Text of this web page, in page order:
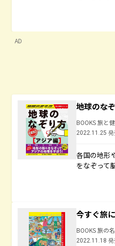
AD
地球のな
BOOKS 旅と
2022.11.25
各国の地形
をなぞって
今すぐ旅
BOOKS 旅の
2022.11.18